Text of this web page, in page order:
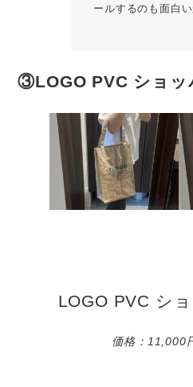
ールするのも面白
③LOGO PVC ショッ
LOGO PVC シ
価格：11,000